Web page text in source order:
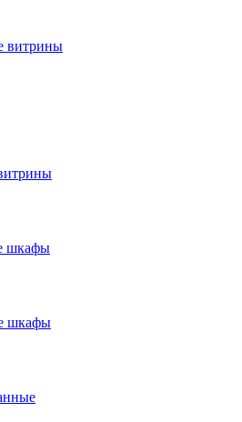
витрины
шкафы
шкафы